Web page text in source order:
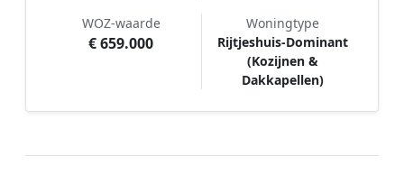
WOZ-waarde
€ 659.000
Woningtype
Rijtjeshuis-Dominant
(Kozijnen &
Dakkapellen)